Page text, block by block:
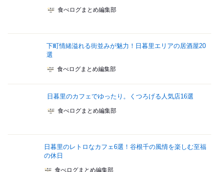
食べログまとめ編集部
下町情緒溢れる街並みが魅力！日暮里エリアの居酒屋20
選
食べログまとめ編集部
日暮里のカフェでゆったり。くつろげる人気店16選
食べログまとめ編集部
日暮里のレトロなカフェ6選！谷根千の風情を楽しむ至福
の休日
食べログまとめ編集部